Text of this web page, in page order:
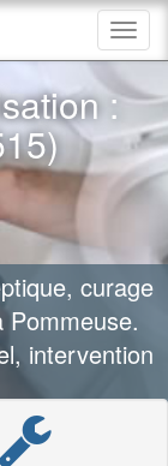
:
curage
Pommeuse.
intervention